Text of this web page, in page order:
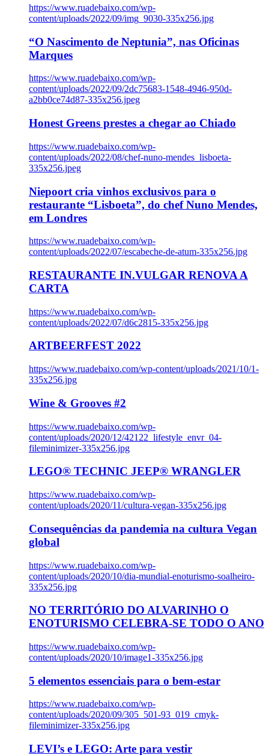
https://www.ruadebaixo.com/wp-
content/uploads/2022/09/img_9030-335x256.jpg
“O Nascimento de Neptunia”, nas Oficinas
Marques
https://www.ruadebaixo.com/wp-
content/uploads/2022/09/2dc75683-1548-4946-950d-
a2bb0ce74d87-335x256.jpeg
Honest Greens prestes a chegar ao Chiado
https://www.ruadebaixo.com/wp-
content/uploads/2022/08/chef-nuno-mendes_lisboeta-
335x256.jpeg
Niepoort cria vinhos exclusivos para o
restaurante “Lisboeta”, do chef Nuno Mendes,
em Londres
https://www.ruadebaixo.com/wp-
content/uploads/2022/07/escabeche-de-atum-335x256.jpg
RESTAURANTE IN.VULGAR RENOVA A
CARTA
https://www.ruadebaixo.com/wp-
content/uploads/2022/07/d6c2815-335x256.jpg
ARTBEERFEST 2022
https://www.ruadebaixo.com/wp-content/uploads/2021/10/1-
335x256.jpg
Wine & Grooves #2
https://www.ruadebaixo.com/wp-
content/uploads/2020/12/42122_lifestyle_envr_04-
fileminimizer-335x256.jpg
LEGO® TECHNIC JEEP® WRANGLER
https://www.ruadebaixo.com/wp-
content/uploads/2020/11/cultura-vegan-335x256.jpg
Consequências da pandemia na cultura Vegan
global
https://www.ruadebaixo.com/wp-
content/uploads/2020/10/dia-mundial-enoturismo-soalheiro-
335x256.jpg
NO TERRITÓRIO DO ALVARINHO O
ENOTURISMO CELEBRA-SE TODO O ANO
https://www.ruadebaixo.com/wp-
content/uploads/2020/10/image1-335x256.jpg
5 elementos essenciais para o bem-estar
https://www.ruadebaixo.com/wp-
content/uploads/2020/09/305_501-93_019_cmyk-
fileminimizer-335x256.jpg
LEVI’s e LEGO: Arte para vestir